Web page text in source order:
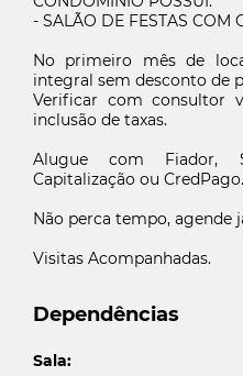
Guarde seus
favoritos
E-mail
Imóveis
- SALÃO DE FESTAS COM
No primeiro mês de
integral sem desconto de
Verificar com consultor
inclusão de taxas.
Alugue com Fiador,
Capitalização ou CredPago.
Não perca tempo, agende
Visitas Acompanhadas.
Dependências
Sala: